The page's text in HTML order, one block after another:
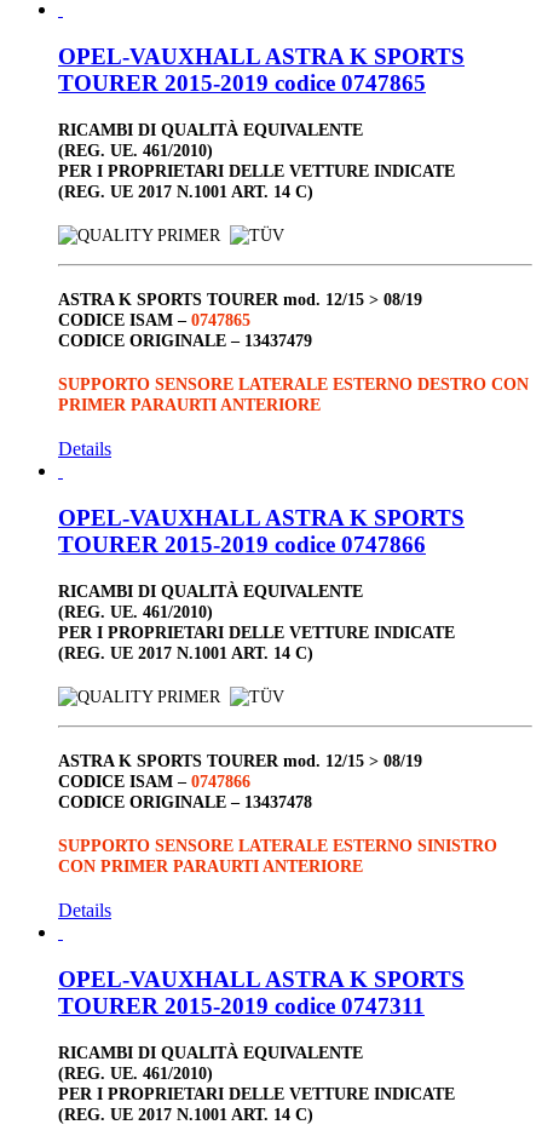
OPEL-VAUXHALL ASTRA K SPORTS
TOURER 2015-2019 codice 0747865
RICAMBI DI QUALITÀ EQUIVALENTE
(REG. UE. 461/2010)
PER I PROPRIETARI DELLE VETTURE INDICATE
(REG. UE 2017 N.1001 ART. 14 C)
ASTRA K SPORTS TOURER mod. 12/15 > 08/19
CODICE ISAM – 0747865
CODICE ORIGINALE – 13437479
SUPPORTO SENSORE LATERALE ESTERNO DESTRO CON
PRIMER PARAURTI ANTERIORE
Details
OPEL-VAUXHALL ASTRA K SPORTS
TOURER 2015-2019 codice 0747866
RICAMBI DI QUALITÀ EQUIVALENTE
(REG. UE. 461/2010)
PER I PROPRIETARI DELLE VETTURE INDICATE
(REG. UE 2017 N.1001 ART. 14 C)
ASTRA K SPORTS TOURER mod. 12/15 > 08/19
CODICE ISAM – 0747866
CODICE ORIGINALE – 13437478
SUPPORTO SENSORE LATERALE ESTERNO SINISTRO
CON PRIMER PARAURTI ANTERIORE
Details
OPEL-VAUXHALL ASTRA K SPORTS
TOURER 2015-2019 codice 0747311
RICAMBI DI QUALITÀ EQUIVALENTE
(REG. UE. 461/2010)
PER I PROPRIETARI DELLE VETTURE INDICATE
(REG. UE 2017 N.1001 ART. 14 C)